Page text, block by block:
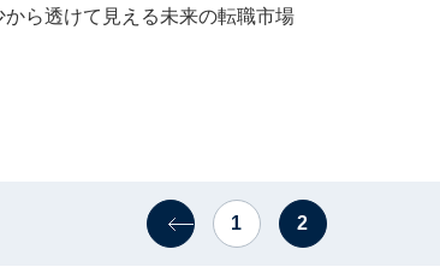
ら透けて見える未来の転職市場
1 2